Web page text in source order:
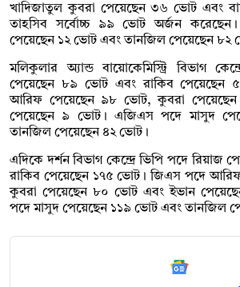
খাদিজাতুল কুবরা পেয়েছেন ৩৬ ভোট এবং
তাহসিব সর্বোচ্চ ৯৯ ভোট অর্জন
পেয়েছেন ১২ ভোট এবং তানজিল পেয়েছেন ৮২
মলিকুলার অ্যান্ড বায়োকেমিস্ট্রি বিভাগ
পেয়েছেন ৮৯ ভোট এবং রাকিব পেয়েছেন
আরিফ পেয়েছেন ৯৮ ভোট, কুবরা
পেয়েছেন ৯ ভোট। এজিএস পদে মাসুদ
তানজিল পেয়েছেন ৪২ ভোট।
এদিকে দর্শন বিভাগ কেন্দ্রে ভিপি পদে
রাকিব পেয়েছেন ১৭৫ ভোট। জিএস পদে
কুবরা পেয়েছেন ৮০ ভোট এবং ইভান
পদে মাসুদ পেয়েছেন ১১৯ ভোট এবং তানজিল